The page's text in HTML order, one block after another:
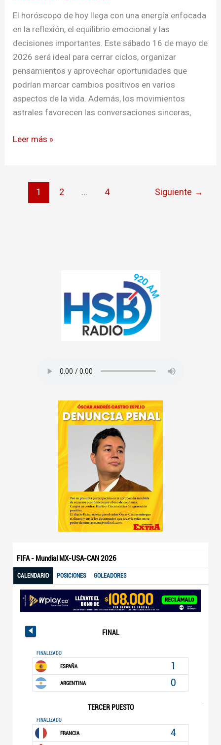
El horóscopo de hoy llega con una energía enfocada
en la reflexión, el equilibrio emocional y las
decisiones importantes. Este sábado 16 de mayo de
2026 será ideal para cerrar ciclos, organizar
pensamientos y aprovechar oportunidades que
podrían marcar cambios positivos en varios
aspectos de la vida. Además, los movimientos
astrales favorecen las conversaciones sinceras,
Leer más »
1 2 … 4 Siguiente →